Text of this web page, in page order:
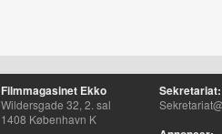
Filmmagasinet Ekko
Wildersgade 32, 2. sal
1408 København K
Sekretariat: